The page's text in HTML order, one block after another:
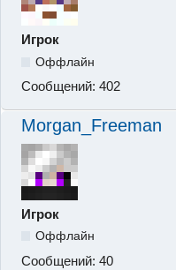
Игрок
Оффлайн
Сообщений: 402
Morgan_Freeman
Игрок
Оффлайн
Сообщений: 40